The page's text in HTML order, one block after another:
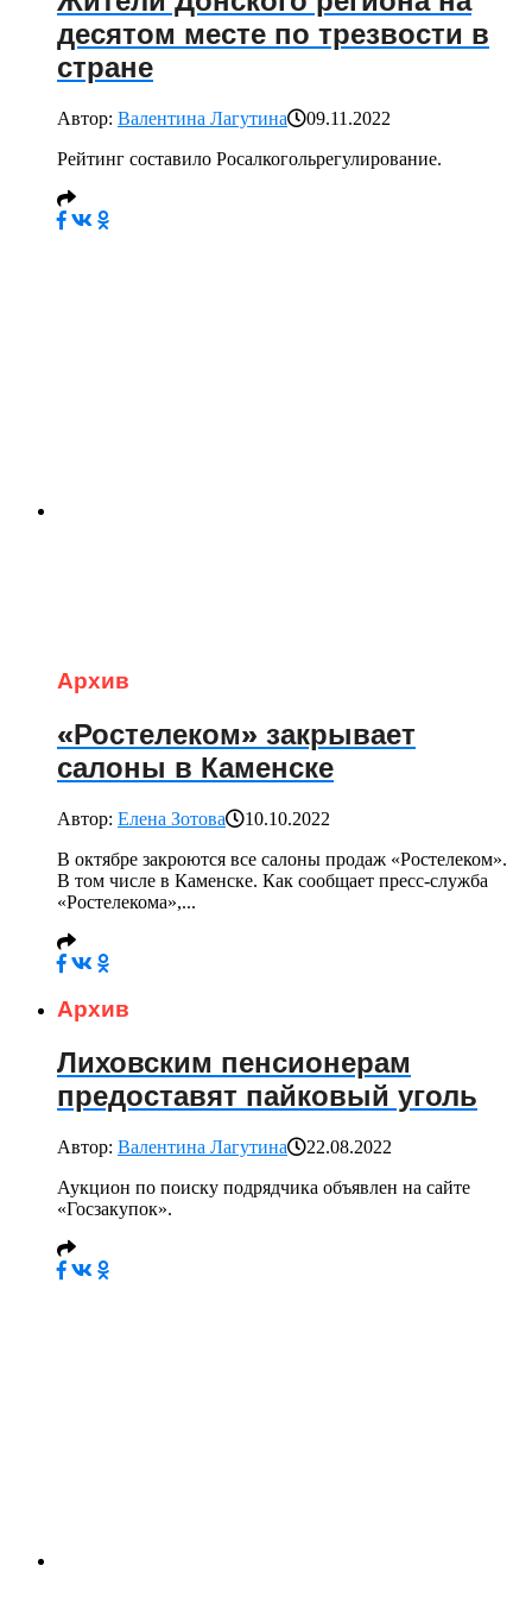
десятом месте по трезвости в
стране
Автор: Валентина Лагутина
09.11.2022
Рейтинг составило Росалкогольрегулирование.
Архив
«Ростелеком» закрывает
салоны в Каменске
Автор: Елена Зотова
10.10.2022
В октябре закроются все салоны продаж «Ростелеком».
В том числе в Каменске. Как сообщает пресс-служба
«Ростелекома»,...
Архив
Лиховским пенсионерам
предоставят пайковый уголь
Автор: Валентина Лагутина
22.08.2022
Аукцион по поиску подрядчика объявлен на сайте
«Госзакупок».